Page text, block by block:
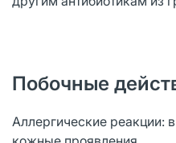
Побочные
Аллергические реакции: